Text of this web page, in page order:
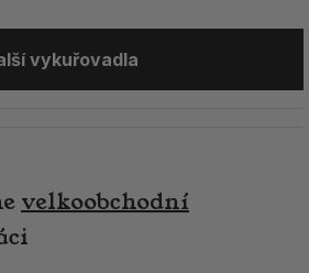
vykuřovadla
velkoobchodní